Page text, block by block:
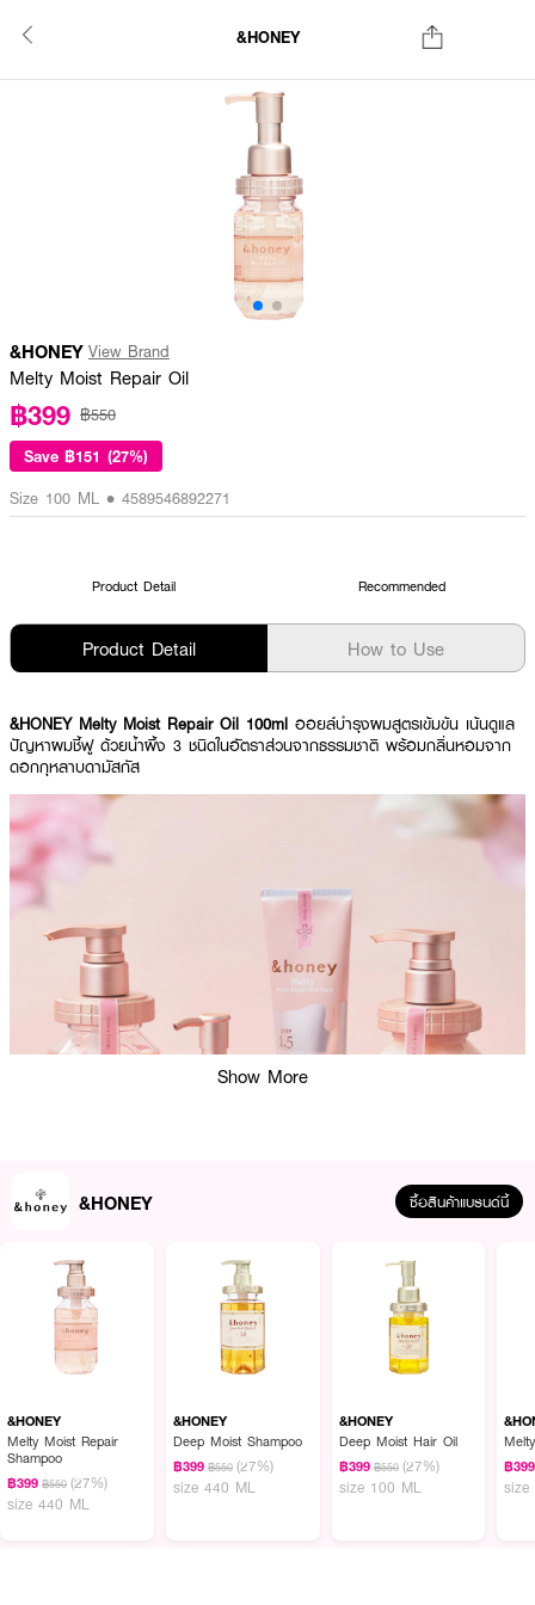
&HONEY
&HONEY View Brand
Melty Moist Repair Oil
฿399 ฿550
Save ฿151 (27%)
Size 100 ML • 4589546892271
Product Detail Recommended
Product Detail How to Use
&HONEY Melty Moist Repair Oil 100ml ออยล์บำรุงผมสูตรเข้มข้น เน้นดูแล
ปัญหาผมชี้ฟู ด้วยน้ำผึ้ง 3 ชนิดในอัตราส่วนจากธรรมชาติ พร้อมกลิ่นหอมจาก
ดอกกุหลาบดามัสกัส
ผลลัพธ์ที่ได้:
เพลิดเพลินกับการดูแลเส้นผมด้วย &HONEY Melty Moist Repair Oil ออยล์
ดูแลปัญหาผมชี้ฟูให้จัดทรงง่ายขึ้น มาพร้อมส่วนผสมจากน้ำผึ้งพรีเมียม 3 ชนิด
และกลิ่นหอมละมุนจากดอกกุหลาบดามัสกัส ที่ช่วยเสริมประสบการณ์การดูแลผมให้
น่ารื่นรมย์ ใช้ได้ทุกวันโดยไม่ทำให้ผมมันหรือเหนียวเหนอะหนะ
● แอนด์ฮันนี่ เมลตี้ มอยส์ รีแพร์ ออยล์
Show More
&HONEY ซื้อสินค้าแบรนด์นี้
&HONEY
Melty Moist Repair
Shampoo
฿399 ฿550 (27%)
size 440 ML
&HONEY
Deep Moist Shampoo
฿399 ฿550 (27%)
size 440 ML
&HONEY
Deep Moist Hair Oil
฿399 ฿550 (27%)
size 100 ML
฿399
size